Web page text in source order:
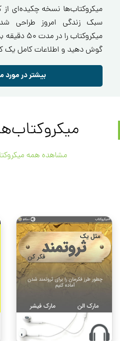
میکروکتاب‌ها نسخه چکیده‌ای
سبک زندگی امروز طراحی
میکروکتاب
گوش دهید و اطلاعات کامل یک
بیشتر در مورد
مشاهده همه